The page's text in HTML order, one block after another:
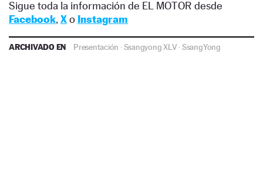
Sigue toda la información de EL MOTOR desde
Facebook, Xo Instagram
ARCHIVADO EN Presentación ·Ssangyong XLV ·SsangYong